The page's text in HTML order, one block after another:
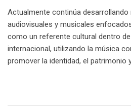
Actualmente continúa
audiovisuales y musicales
como un referente cultural dentro
internacional, utilizando la música
promover la identidad, el patrimonio